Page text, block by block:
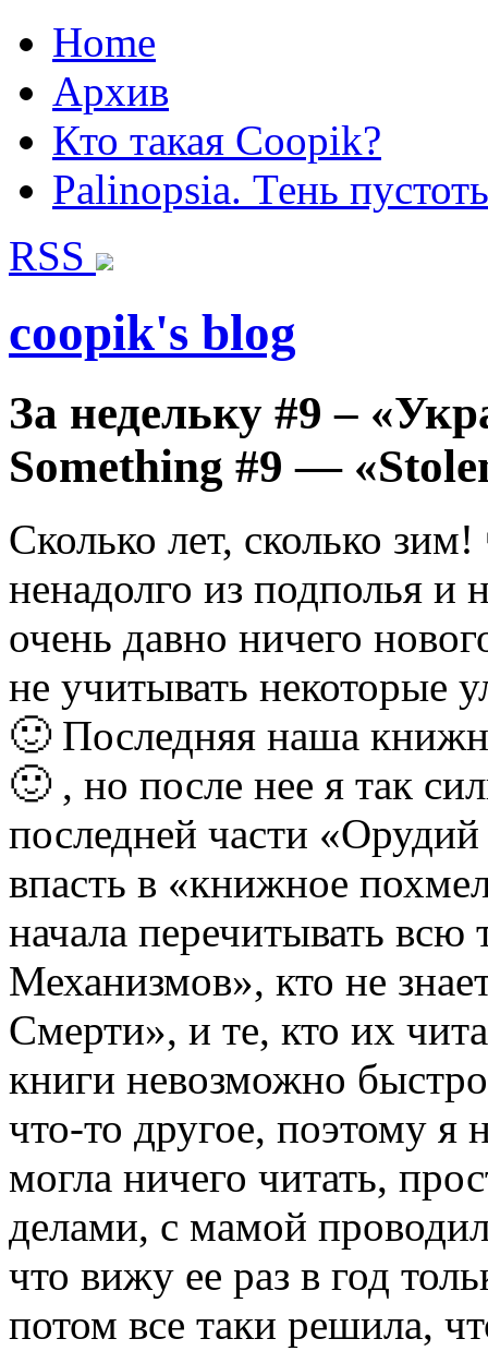
Home
Архив
Кто такая Coopik?
Palinopsia. Тень
RSS
coopik's blog
За недельку #9 –
Something #9 —
Сколько лет, сколько
ненадолго из подполья и
очень давно ничего
не учитывать некоторые
🙂 Последняя наша
🙂 , но после нее я так
последней части
впасть в «книжное
начала перечитывать
Механизмов», кто не
Смерти», и те, кто их
книги невозможно
что-то другое, поэтому я
могла ничего читать,
делами, с мамой
что вижу ее раз в год
потом все таки решила,